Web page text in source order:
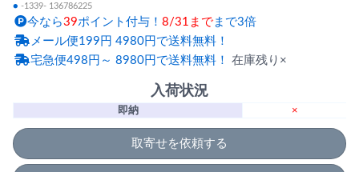
● -1339- 136786225
今なら39ポイント付与！ 8/31まで まで3倍
メール便199円 4980円で送料無料！
宅急便498円～ 8980円で送料無料！ 在庫残り×
入荷状況
即納 ×
取寄せを依頼する